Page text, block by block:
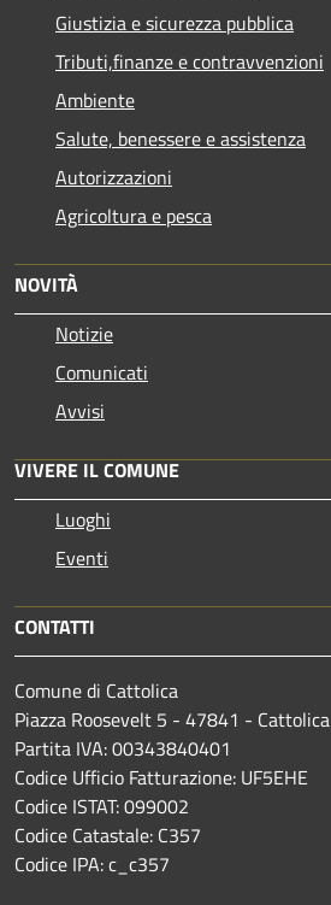
Giustizia e sicurezza pubblica
Tributi,finanze e contravvenzioni
Ambiente
Salute, benessere e assistenza
Autorizzazioni
Agricoltura e pesca
NOVITÀ
Notizie
Comunicati
Avvisi
VIVERE IL COMUNE
Luoghi
Eventi
CONTATTI
Comune di Cattolica
Piazza Roosevelt 5 - 47841 - Cattolica
Partita IVA: 00343840401
Codice Ufficio Fatturazione: UF5EHE
Codice ISTAT: 099002
Codice Catastale: C357
Codice IPA: c_c357